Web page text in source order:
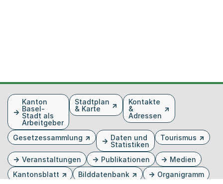
FusszeileKanton
Basel-
Stadt als
Arbeitgeber
Stadtplan
& Karte
Kontakte
&
Adressen
Gesetzessammlung
Daten und
Statistiken
Tourismus
Veranstaltungen Publikationen
Medien
Kantonsblatt
Bilddatenbank Organigramm